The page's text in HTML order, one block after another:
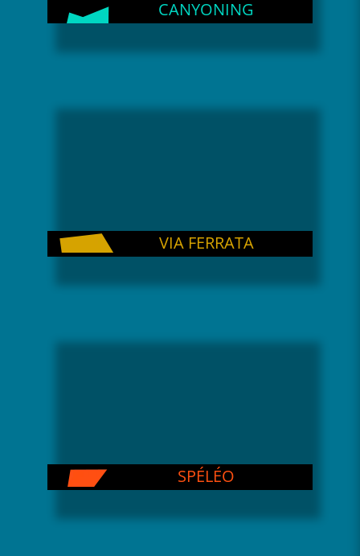
CANYONING
VIA FERRATA
SPÉLÉO